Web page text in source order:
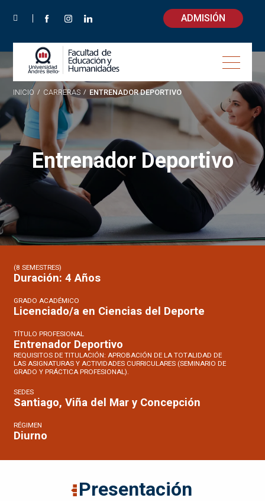
ADMISIÓN
INICIO / CARRERAS / ENTRENADOR DEPORTIVO
Entrenador Deportivo
(8 SEMESTRES)
Duración: 4 Años
GRADO ACADÉMICO
Licenciado/a en Ciencias del Deporte
TÍTULO PROFESIONAL
Entrenador Deportivo
REQUISITOS DE TITULACIÓN: APROBACIÓN DE LA TOTALIDAD DE
LAS ASIGNATURAS Y ACTIVIDADES CURRICULARES (SEMINARIO DE
GRADO Y PRÁCTICA PROFESIONAL).
SEDES
Santiago, Viña del Mar y Concepción
RÉGIMEN
Diurno
Presentación